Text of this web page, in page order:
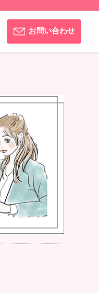
お問い合わせ